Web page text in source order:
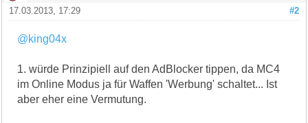
#2
17.03.2013, 17:29
@king04x
1. würde Prinzipiell auf den AdBlocker tippen, da MC4
im Online Modus ja für Waffen 'Werbung' schaltet... Ist
aber eher eine Vermutung.